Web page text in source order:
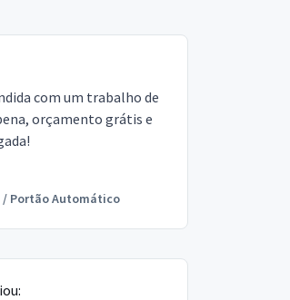
com um trabalho de
orçamento grátis e
/ Portão Automático